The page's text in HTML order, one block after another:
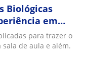
Biológicas
em
on-line para
para trazer o
de aula e além.